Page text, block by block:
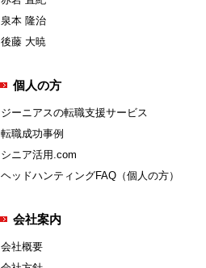
泉本 隆治
後藤 大暁
個人の方
ジーニアスの転職支援サービス
転職成功事例
シニア活用.com
ヘッドハンティングFAQ（個人の方）
会社案内
会社概要